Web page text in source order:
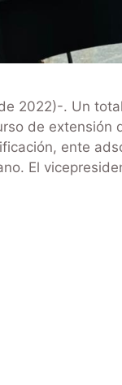
2022)-. Un
de
ente
El